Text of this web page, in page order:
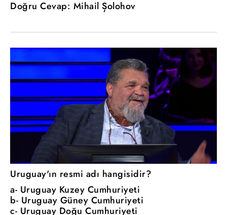
Doğru Cevap: Mihail Şolohov
Uruguay'ın resmi adı hangisidir?
a- Uruguay Kuzey Cumhuriyeti
b- Uruguay Güney Cumhuriyeti
c- Uruguay Doğu Cumhuriyeti